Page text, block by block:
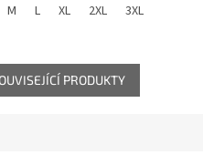
M L XL 2XL 3XL
PRODUKTY